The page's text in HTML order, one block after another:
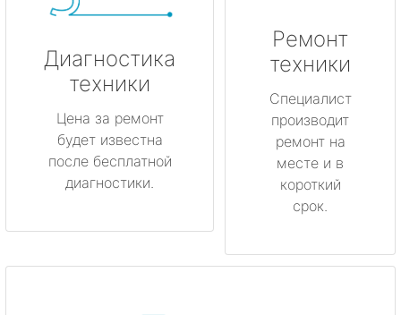
Диагностика
техники
Цена за ремонт
будет известна
после бесплатной
диагностики.
Ремонт
техники
Специалист
производит
ремонт на
месте и в
короткий
срок.